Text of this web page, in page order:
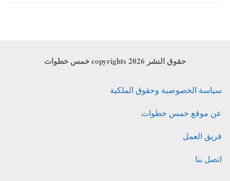
حقوق النشر copyrights 2026 خمس خطوات
سياسة الخصوصية وحقوق الملكية
عن موقع خمس خطوات
فريق العمل
اتصل بنا